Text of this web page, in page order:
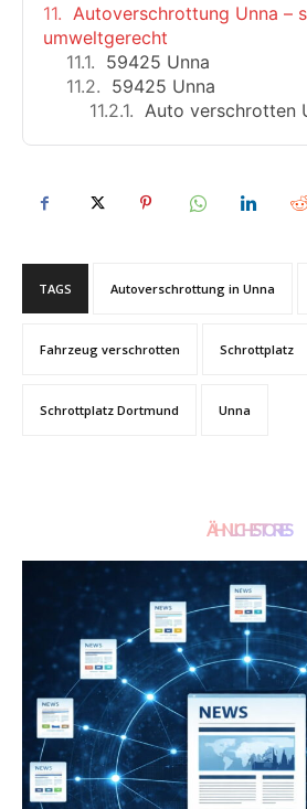
Autoverschrottung Unna –
umweltgerecht
59425 Unna
59425 Unna
Auto verschrotten
TAGS Autoverschrottung in Unna
Fahrzeug verschrotten Schrottplatz
Schrottplatz Dortmund Unna
ÄHNLICHE STORIES